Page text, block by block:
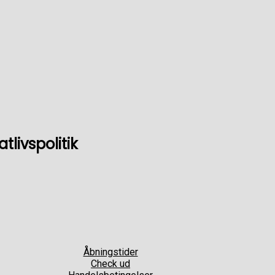
Åbningstider
Check ud